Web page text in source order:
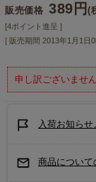
販売価格 389円(
[4ポイント進呈 ]
[ 販売期間 2013年1月1日
申し訳ございませ
入荷お知らせ
商品について